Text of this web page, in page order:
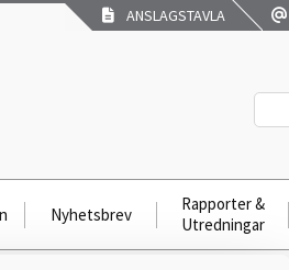
ANSLAGSTAVLA
Nyhetsbrev
Rapporter &
Utredningar